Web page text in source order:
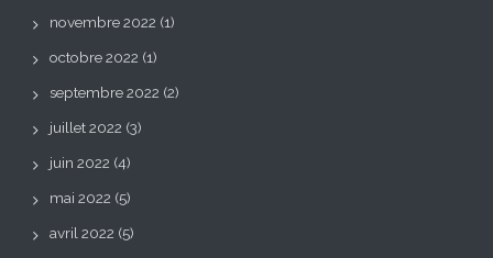
novembre 2022 (1)
octobre 2022 (1)
septembre 2022 (2)
juillet 2022 (3)
juin 2022 (4)
mai 2022 (5)
avril 2022 (5)